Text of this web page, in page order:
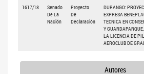
1617/18
Senado
De La
Nación
Proyecto
De
Declaración
DURANGO:
EXPRESA
TECNICA EN
Y
LA LICENCIA DE
AEROCLUB DE
Autores